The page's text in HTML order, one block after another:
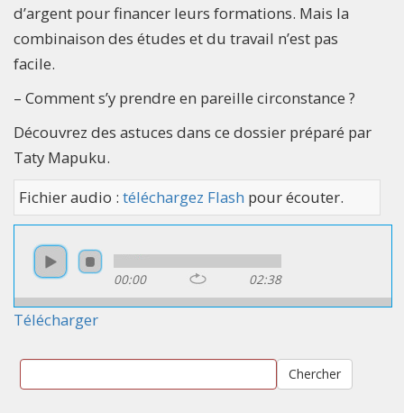
d’argent pour financer leurs formations. Mais la
combinaison des études et du travail n’est pas
facile.
– Comment s’y prendre en pareille circonstance ?
Découvrez des astuces dans ce dossier préparé par
Taty Mapuku.
Fichier audio : téléchargez Flash pour écouter.
00:00 02:38
Télécharger
Chercher